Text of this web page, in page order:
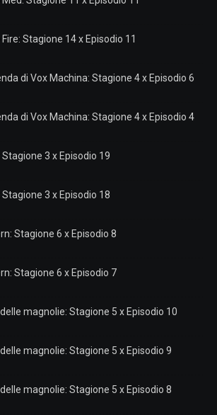
Stagione 14 x Episodio 11
di Vox Machina: Stagione 4 x Episodio 6
di Vox Machina: Stagione 4 x Episodio 4
3 x Episodio 19
3 x Episodio 18
Stagione 6 x Episodio 8
Stagione 6 x Episodio 7
magnolie: Stagione 5 x Episodio 10
magnolie: Stagione 5 x Episodio 9
magnolie: Stagione 5 x Episodio 8